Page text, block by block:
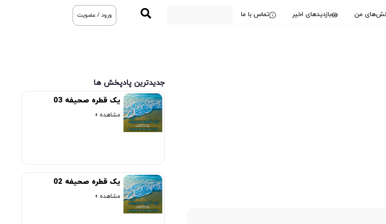
من بازدیدهای اخیر تماس با ما ورود / عضویت
جدیدترین پادپخش ها
یک قطره صحیفه 03
مشاهده »
یک قطره صحیفه 02
مشاهده »